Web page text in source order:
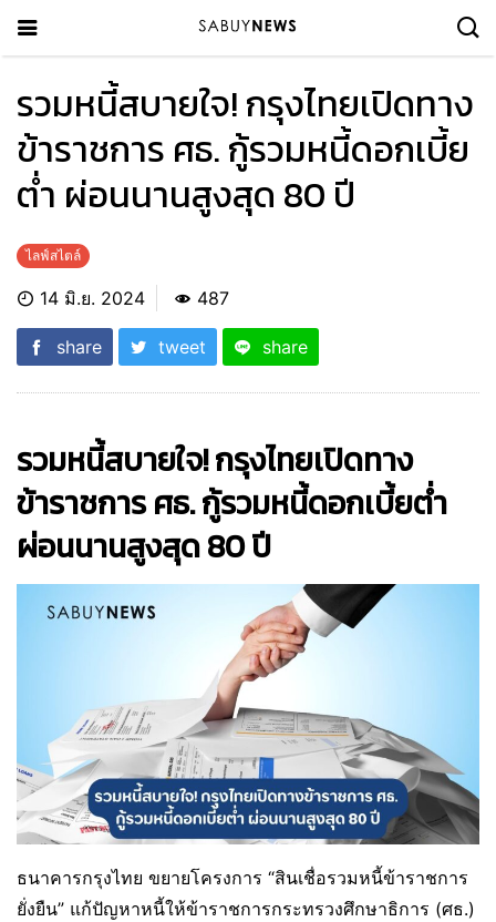
รวมหนี้สบายใจ! กรุงไทยเปิดทาง
ข้าราชการ ศธ. กู้รวมหนี้ดอกเบี้ย
ต่ำ ผ่อนนานสูงสุด 80 ปี
ไลฟ์สไตล์
14 มิ.ย. 2024 487
share tweet share
รวมหนี้สบายใจ! กรุงไทยเปิดทาง
ข้าราชการ ศธ. กู้รวมหนี้ดอกเบี้ยต่ำ
ผ่อนนานสูงสุด 80 ปี
ธนาคารกรุงไทย ขยายโครงการ “สินเชื่อรวมหนี้ข้าราชการ
ยั่งยืน” แก้ปัญหาหนี้ให้ข้าราชการกระทรวงศึกษาธิการ (ศธ.)